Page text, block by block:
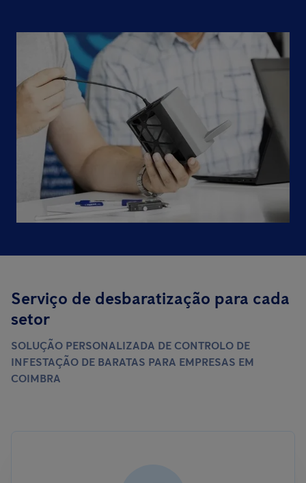
Serviço de desbaratização para cada
setor
SOLUÇÃO PERSONALIZADA DE CONTROLO DE
INFESTAÇÃO DE BARATAS PARA EMPRESAS EM
COIMBRA